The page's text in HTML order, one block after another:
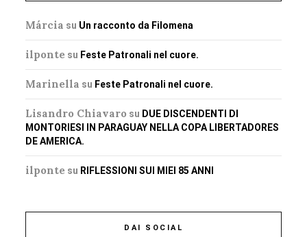
Márcia su Un racconto da Filomena
ilponte su Feste Patronali nel cuore.
Marinella su Feste Patronali nel cuore.
Lisandro Chiavaro su DUE DISCENDENTI DI
MONTORIESI IN PARAGUAY NELLA COPA LIBERTADORES
DE AMERICA.
ilponte su RIFLESSIONI SUI MIEI 85 ANNI
DAI SOCIAL